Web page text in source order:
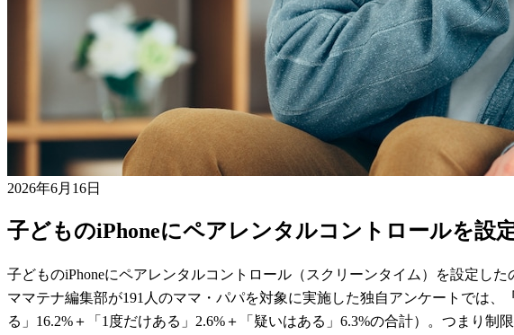
2026年6月16日
子どものiPhoneにペアレンタルコントロールを設
子どものiPhoneにペアレンタルコントロール（スクリーンタイム）を設定し
ママテナ編集部が191人のママ・パパを対象に実施した独自アンケートでは、
る」16.2%＋「1度だけある」2.6%＋「疑いはある」6.3%の合計）。つまり